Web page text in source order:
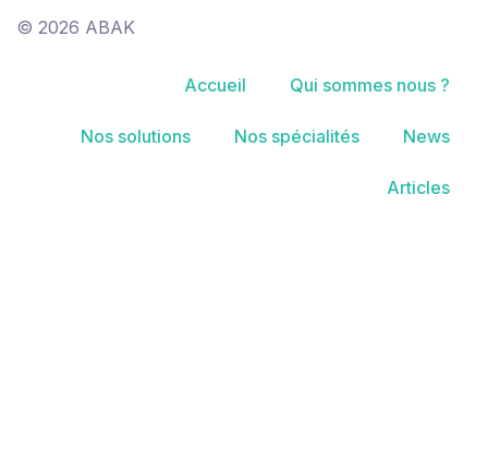
© 2026 ABAK
Accueil Qui sommes nous ?
Nos solutions Nos spécialités News
Articles